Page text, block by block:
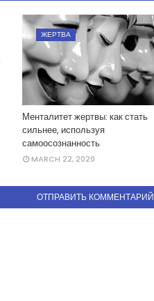
ЖЕРТВА
Менталитет жертвы: как стать
сильнее, используя
самоосознанность
MARCH 22, 2020
ОТПРАВИТЬ КОММЕНТАРИЙ